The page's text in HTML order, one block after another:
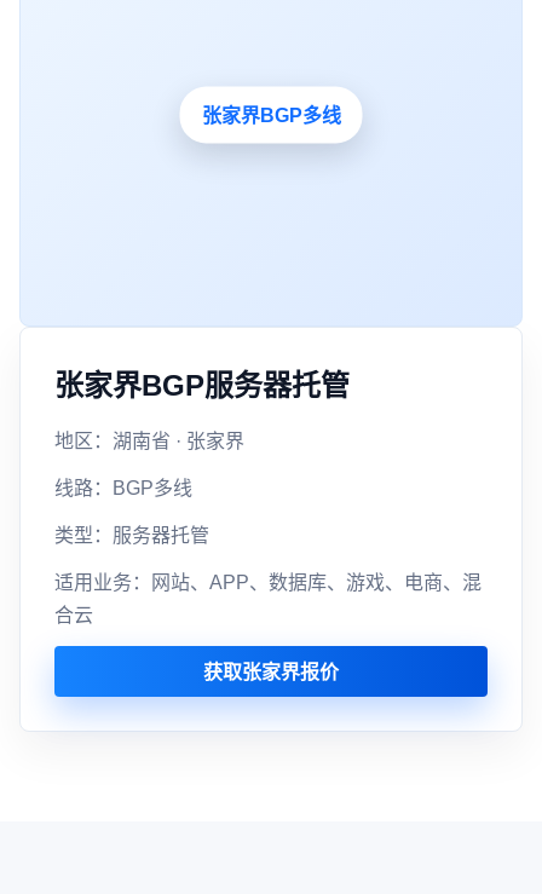
张家界BGP服务器托管
地区：湖南省 · 张家界
线路：BGP多线
类型：服务器托管
适用业务：网站、APP、数据库、游戏、电商、混
合云
获取张家界报价